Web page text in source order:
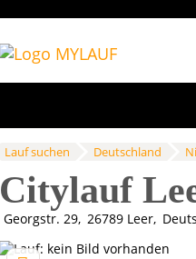
Lauf suchen Deutschland
Citylauf
Georgstr. 29 26789 Leer